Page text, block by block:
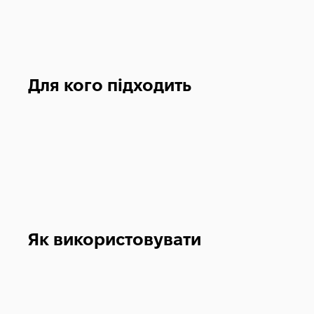
Для кого підходить
Як використовувати